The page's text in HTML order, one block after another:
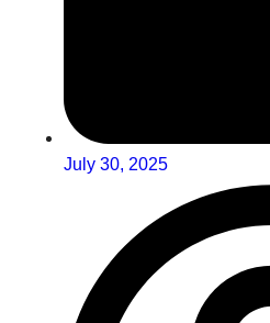
July 30, 2025